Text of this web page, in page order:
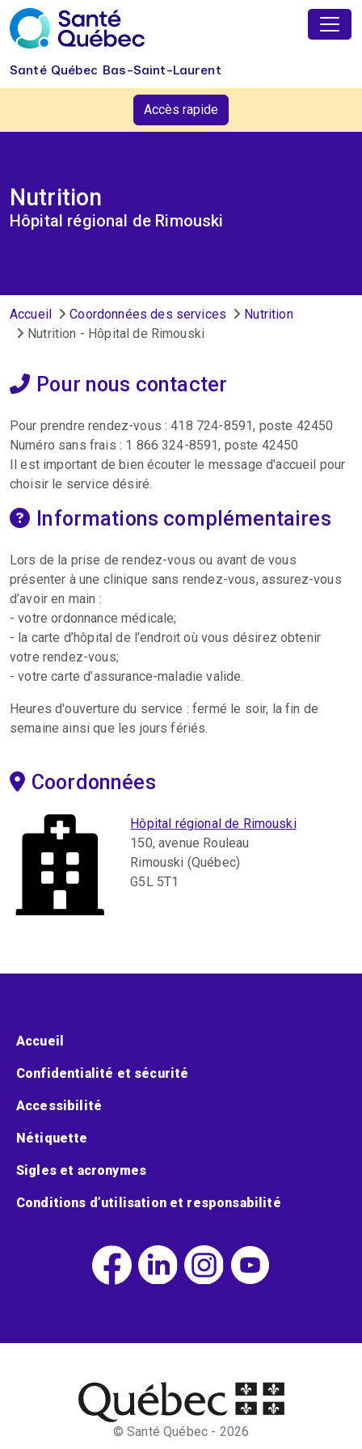
Aller au contenu principal
Santé Québec Bas-Saint-Laurent
Accès rapide
Nutrition
Hôpital régional de Rimouski
Fil d'Ariane
Accueil Coordonnées des services
Nutrition
Nutrition - Hôpital de Rimouski
Pour nous contacter
Pour prendre rendez-vous : 418 724-8591, poste 42450
Numéro sans frais : 1 866 324-8591, poste 42450
Il est important de bien écouter le message d'accueil pour
choisir le service désiré.
Informations complémentaires
Lors de la prise de rendez-vous ou avant de vous
présenter à une clinique sans rendez-vous, assurez-vous
d’avoir en main :
- votre ordonnance médicale;
- la carte d’hôpital de l’endroit où vous désirez obtenir
votre rendez-vous;
- votre carte d’assurance-maladie valide.
Heures d'ouverture du service : fermé le soir, la fin de
semaine ainsi que les jours fériés.
Coordonnées
Hôpital régional de Rimouski
150, avenue Rouleau
Rimouski (Québec)
G5L 5T1
Menu pied de page
Accueil
Confidentialité et sécurité
Accessibilité
Nétiquette
Sigles et acronymes
Conditions d’utilisation et responsabilité
© Santé Québec - 2026